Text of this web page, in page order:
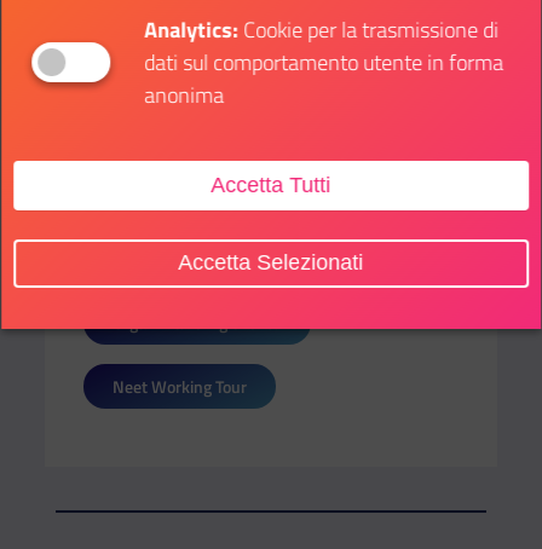
Accessibilità digitale
Competenze & Certificazioni
Neet Working Tour
Analytics:Cookie per la trasmissione di
dati sul comportamento utente in forma
anonima
Accetta Tutti
Accetta Selezionati